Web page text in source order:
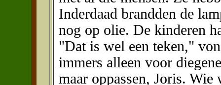
Inderdaad brandden de
nog op olie. De kinderen
"Dat is wel een teken,"
immers alleen voor
maar oppassen, Joris. Wie